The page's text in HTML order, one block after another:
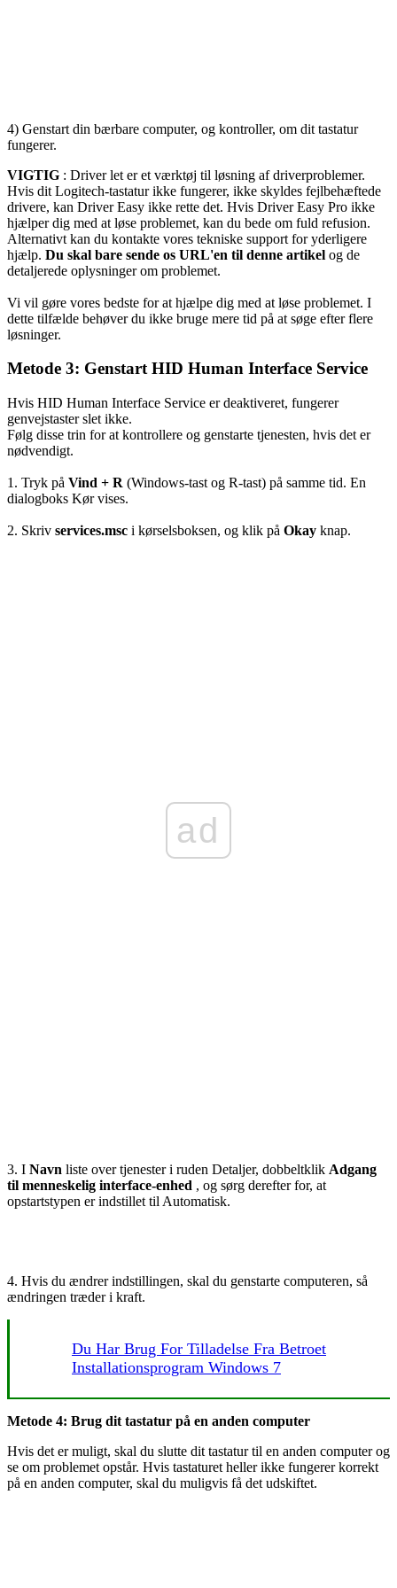
4) Genstart din bærbare computer, og kontroller, om dit tastatur
fungerer.
VIGTIG : Driver let er et værktøj til løsning af driverproblemer.
Hvis dit Logitech-tastatur ikke fungerer, ikke skyldes fejlbehæftede
drivere, kan Driver Easy ikke rette det. Hvis Driver Easy Pro ikke
hjælper dig med at løse problemet, kan du bede om fuld refusion.
Alternativt kan du kontakte vores tekniske support for yderligere
hjælp. Du skal bare sende os URL'en til denne artikel og de
detaljerede oplysninger om problemet.
Vi vil gøre vores bedste for at hjælpe dig med at løse problemet. I
dette tilfælde behøver du ikke bruge mere tid på at søge efter flere
løsninger.
Metode 3: Genstart HID Human Interface Service
Hvis HID Human Interface Service er deaktiveret, fungerer
genvejstaster slet ikke.
Følg disse trin for at kontrollere og genstarte tjenesten, hvis det er
nødvendigt.
1. Tryk på Vind + R (Windows-tast og R-tast) på samme tid. En
dialogboks Kør vises.
2. Skriv services.msc i kørselsboksen, og klik på Okay knap.
ad
3. I Navn liste over tjenester i ruden Detaljer, dobbeltklik Adgang
til menneskelig interface-enhed , og sørg derefter for, at
opstartstypen er indstillet til Automatisk.
4. Hvis du ændrer indstillingen, skal du genstarte computeren, så
ændringen træder i kraft.
Du Har Brug For Tilladelse Fra Betroet
Installationsprogram Windows 7
Metode 4: Brug dit tastatur på en anden computer
Hvis det er muligt, skal du slutte dit tastatur til en anden computer og
se om problemet opstår. Hvis tastaturet heller ikke fungerer korrekt
på en anden computer, skal du muligvis få det udskiftet.